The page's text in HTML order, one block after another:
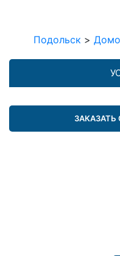
Подольск >